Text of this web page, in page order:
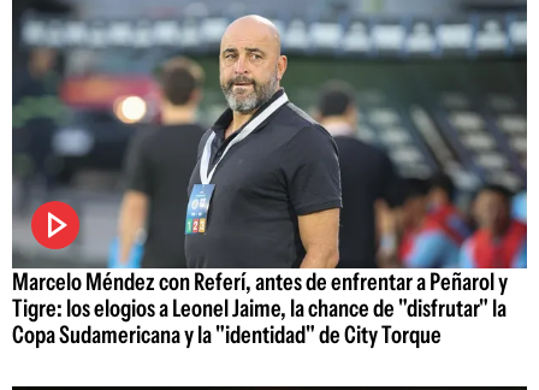
Marcelo Méndez con Referí, antes de enfrentar a Peñarol y
Tigre: los elogios a Leonel Jaime, la chance de "disfrutar" la
Copa Sudamericana y la "identidad" de City Torque